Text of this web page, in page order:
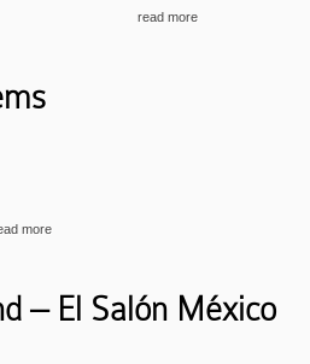
read more
more
– El Salón México